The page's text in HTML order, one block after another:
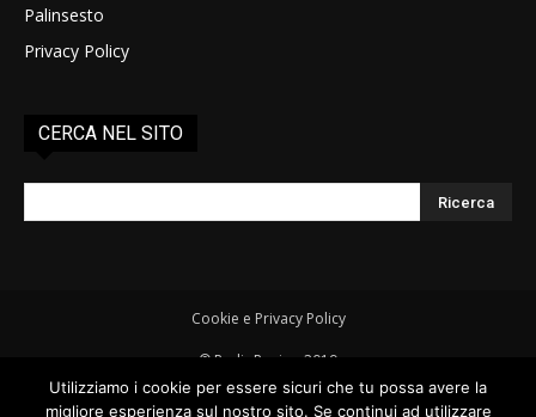
Palinsesto
Privacy Policy
CERCA NEL SITO
Cookie e Privacy Policy
© RadioRovigo 2019
Radio Rovigo è una testata giornalistica - Autorizzazione del Tribunale
di Rovigo - Registro della Stampa n° 1/14 del 04/03/2014 - Direttore
Utilizziamo i cookie per essere sicuri che tu possa avere la
migliore esperienza sul nostro sito. Se continui ad utilizzare